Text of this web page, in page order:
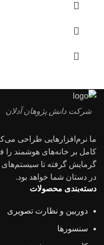
شرکت دانش پژوهان آدلان
ما نرم‌افزارهایی طراحی
کامل بر خانه‌های هوشمند را
گرمایش گرفته تا سیستم‌های
در دستان شما خواهد بود.
دسته‌‌بندی محصولات
دوربین و نظارت تصویری
سنسورها